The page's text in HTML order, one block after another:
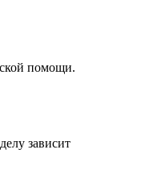
помощи.
зависит